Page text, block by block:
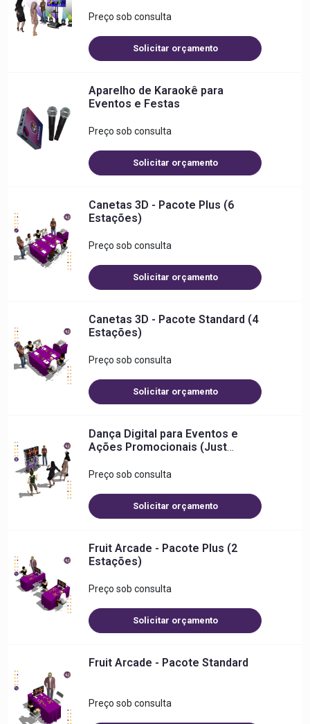
Preço sob consulta
Solicitar orçamento
Aparelho de Karaokê para
Eventos e Festas
Preço sob consulta
Solicitar orçamento
Canetas 3D - Pacote Plus (6
Estações)
Preço sob consulta
Solicitar orçamento
Canetas 3D - Pacote Standard (4
Estações)
Preço sob consulta
Solicitar orçamento
Dança Digital para Eventos e
Ações Promocionais (Just
Preço sob consulta
Solicitar orçamento
Fruit Arcade - Pacote Plus (2
Estações)
Preço sob consulta
Solicitar orçamento
Fruit Arcade - Pacote Standard
Preço sob consulta